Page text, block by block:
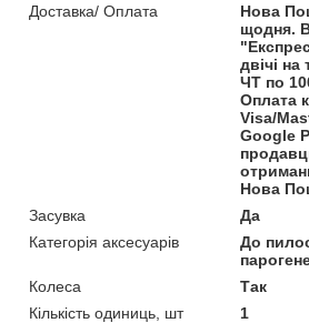
Доставка/ Оплата
Нова
щодня.
двічі
ЧТ по
Оплата
Visa/
Google
Нова
Засувка
Да
Категорія аксесуарів
До
Колеса
Так
Кількість одиниць, шт
1